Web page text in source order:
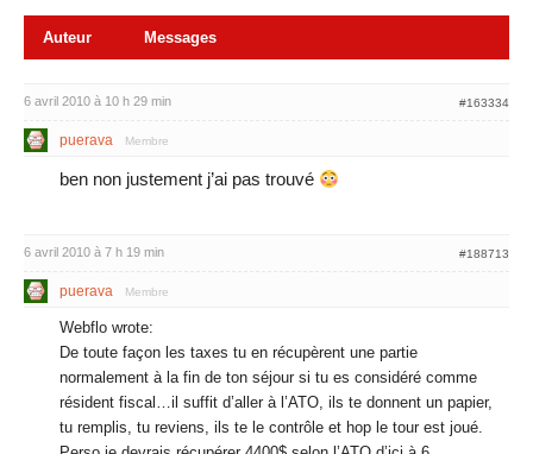
Auteur Messages
6 avril 2010 à 10 h 29 min #163334
puerava Membre
ben non justement j’ai pas trouvé
6 avril 2010 à 7 h 19 min #188713
puerava Membre
Webflo wrote:
De toute façon les taxes tu en récupèrent une partie
normalement à la fin de ton séjour si tu es considéré comme
résident fiscal…il suffit d’aller à l’ATO, ils te donnent un papier,
tu remplis, tu reviens, ils te le contrôle et hop le tour est joué.